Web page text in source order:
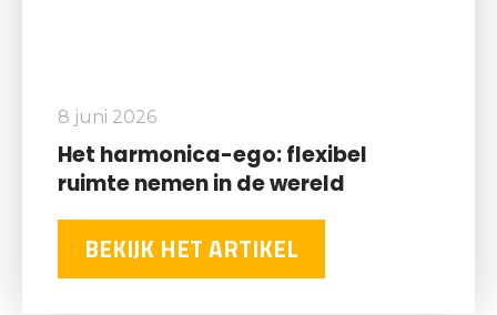
8 juni 2026
Het harmonica-ego: flexibel
ruimte nemen in de wereld
BEKIJK HET ARTIKEL